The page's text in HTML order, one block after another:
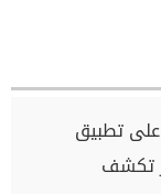
تطبيق
تكشف